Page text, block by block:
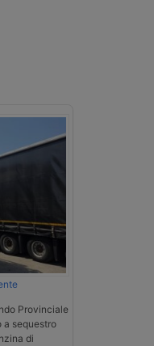
Provinciale
a sequestro
di